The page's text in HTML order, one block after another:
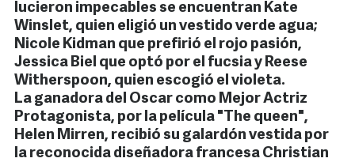
lucieron impecables se encuentran Kate
Winslet, quien eligió un vestido verde agua;
Nicole Kidman que prefirió el rojo pasión,
Jessica Biel que optó por el fucsia y Reese
Witherspoon, quien escogió el violeta.
La ganadora del Oscar como Mejor Actriz
Protagonista, por la película "The queen",
Helen Mirren, recibió su galardón vestida por
la reconocida diseñadora francesa Christian